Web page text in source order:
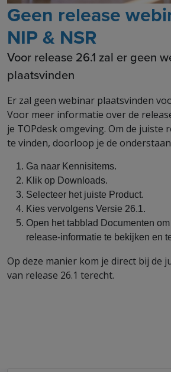
Geen release
NIP & NSR
Voor release 26.1 zal er geen
plaatsvinden
Er zal geen webinar plaatsvinden
Voor meer informatie over de
je TOPdesk omgeving. Om de juiste
te vinden, doorloop je de
Ga naar Kennisitems.
Klik op Downloads.
Selecteer het juiste Product.
Kies vervolgens Versie 26.1.
Open het tabblad Documenten
release-informatie te bekijken en
Op deze manier kom je direct bij de
van release 26.1 terecht.